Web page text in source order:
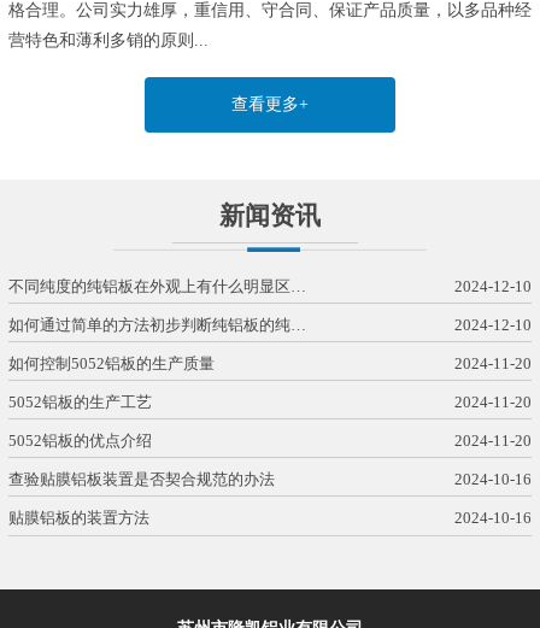
格合理。公司实力雄厚，重信用、守合同、保证产品质量，以多品种经
营特色和薄利多销的原则...
查看更多+
新闻资讯
不同纯度的纯铝板在外观上有什么明显区… 2024-12-10
如何通过简单的方法初步判断纯铝板的纯… 2024-12-10
如何控制5052铝板的生产质量 2024-11-20
5052铝板的生产工艺 2024-11-20
5052铝板的优点介绍 2024-11-20
查验贴膜铝板装置是否契合规范的办法 2024-10-16
贴膜铝板的装置方法 2024-10-16